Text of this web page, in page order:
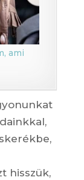
ami
hisszük,